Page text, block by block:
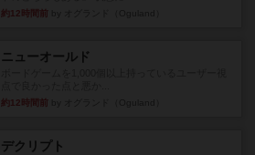
約12時間前
ニューオールド
約12時間前
デクリプト